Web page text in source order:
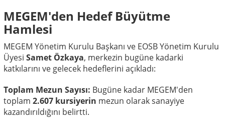
MEGEM'den Hedef Büyütme
Hamlesi
MEGEM Yönetim Kurulu Başkanı ve EOSB Yönetim Kurulu
Üyesi Samet Özkaya, merkezin bugüne kadarki
katkılarını ve gelecek hedeflerini açıkladı:
Toplam Mezun Sayısı: Bugüne kadar MEGEM'den
toplam 2.607 kursiyerin mezun olarak sanayiye
kazandırıldığını belirtti.